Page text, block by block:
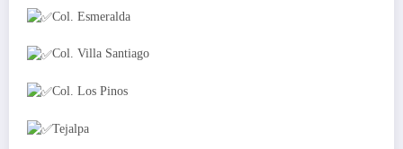
Col. Esmeralda
Col. Villa Santiago
Col. Los Pinos
Tejalpa